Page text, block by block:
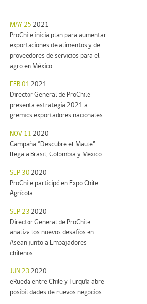
MAY 25 2021
ProChile inicia plan para aumentar
exportaciones de alimentos y de
proveedores de servicios para el
agro en México
FEB 01 2021
Director General de ProChile
presenta estrategia 2021 a
gremios exportadores nacionales
NOV 11 2020
Campaña “Descubre el Maule”
llega a Brasil, Colombia y México
SEP 30 2020
ProChile participó en Expo Chile
Agrícola
SEP 23 2020
Director General de ProChile
analiza los nuevos desafíos en
Asean junto a Embajadores
chilenos
JUN 23 2020
eRueda entre Chile y Turquía abre
posibilidades de nuevos negocios